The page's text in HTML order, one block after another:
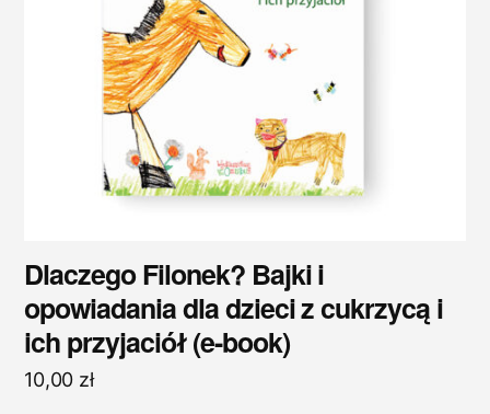
Dlaczego Filonek? Bajki i
opowiadania dla dzieci z cukrzycą i
ich przyjaciół (e-book)
10,00 zł